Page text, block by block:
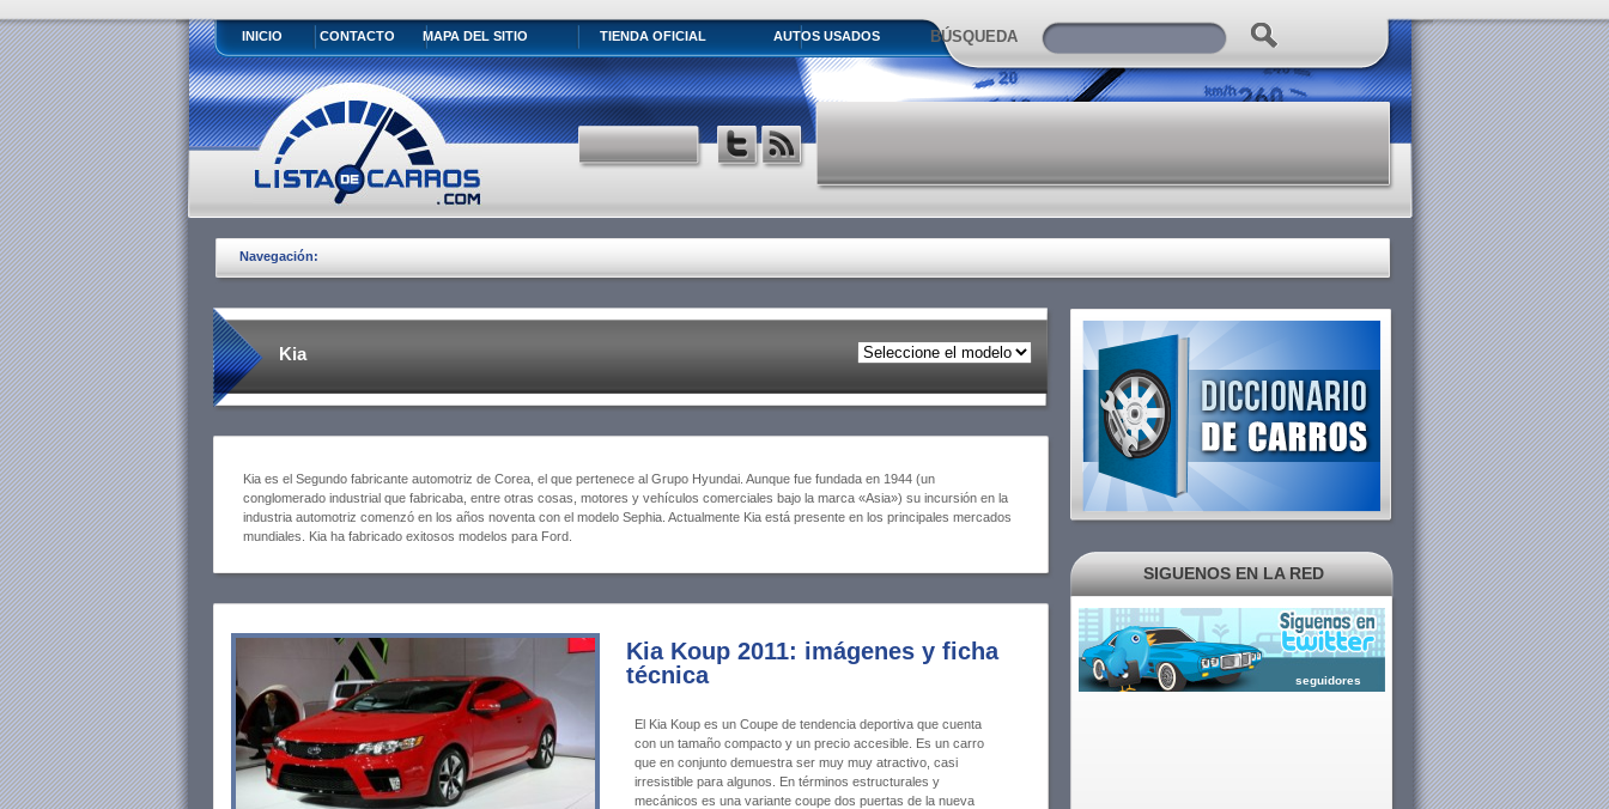
INICIO CONTACTO MAPA DEL SITIO TIENDA OFICIAL AUTOS USADOS BÚSQUEDA
Navegación:
Kia
Kia es el Segundo fabricante automotriz de Corea, el que pertenece al Grupo Hyundai. Aunque fue fundada en 1944 (un
conglomerado industrial que fabricaba, entre otras cosas, motores y vehículos comerciales bajo la marca «Asia») su incursión en la
industria automotriz comenzó en los años noventa con el modelo Sephia. Actualmente Kia está presente en los principales mercados
mundiales. Kia ha fabricado exitosos modelos para Ford.
Kia Koup 2011: imágenes y ficha
técnica
El Kia Koup es un Coupe de tendencia deportiva que cuenta
con un tamaño compacto y un precio accesible. Es un carro
que en conjunto demuestra ser muy muy atractivo, casi
irresistible para algunos. En términos estructurales y
mecánicos es una variante coupe dos puertas de la nueva
SIGUENOS EN LA RED
seguidores